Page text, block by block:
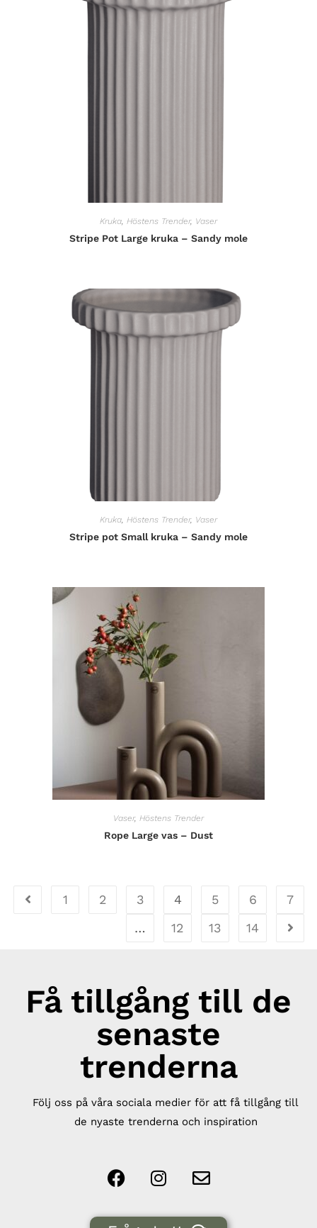
Kruka, Höstens Trender, Vaser
Stripe Pot Large kruka – Sandy mole
Kruka, Höstens Trender, Vaser
Stripe pot Small kruka – Sandy mole
Vaser, Höstens Trender
Rope Large vas – Dust
1 2 3 4 5 6
7
…
12 13 14
Få tillgång till de
senaste
trenderna
Följ oss på våra sociala medier för att få tillgång till
de nyaste trenderna och inspiration